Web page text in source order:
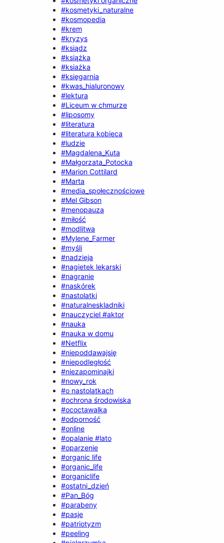
#kosmetyki_naturalne
#kosmopedia
#krem
#kryzys
#ksiądz
#książka
#ksiażka
#księgarnia
#kwas_hialuronowy
#lektura
#Liceum w chmurze
#liposomy
#literatura
#literatura kobieca
#ludzie
#Magdalena_Kuta
#Małgorzata_Potocka
#Marion Cottilard
#Marta
#media_społecznościowe
#Mel Gibson
#menopauza
#miłość
#modlitwa
#Mylene_Farmer
#myśli
#nadzieja
#nagietek lekarski
#nagranie
#naskórek
#nastolatki
#naturalneskladniki
#nauczyciel #aktor
#nauka
#nauka w domu
#Netflix
#niepoddawajsię
#niepodległość
#niezapominajki
#nowy_rok
#o nastolatkach
#ochrona środowiska
#ococtawalka
#odporność
#online
#opalanie #lato
#oparzenie
#organic life
#organic_life
#organiclife
#ostatni_dzień
#Pan_Bóg
#parabeny
#pasje
#patriotyzm
#peeling